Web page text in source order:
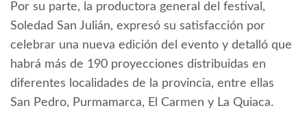
Por su parte, la productora general del festival,
Soledad San Julián, expresó su satisfacción por
celebrar una nueva edición del evento y detalló que
habrá más de 190 proyecciones distribuidas en
diferentes localidades de la provincia, entre ellas
San Pedro, Purmamarca, El Carmen y La Quiaca.